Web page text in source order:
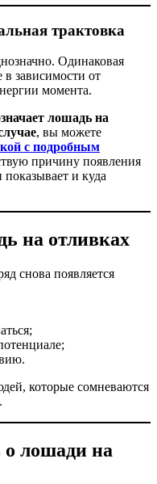
трактовка
Одинаковая
в зависимости от
момента.
лошадь на
, вы можете
с подробным
причину появления
и куда
на отливках
снова появляется
которые сомневаются
о лошади на